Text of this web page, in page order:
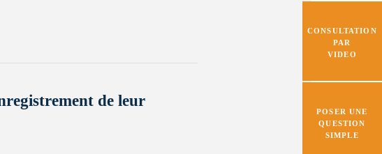
CONSULTATION
PAR
VIDEO
POSER UNE
QUESTION
SIMPLE
de leur